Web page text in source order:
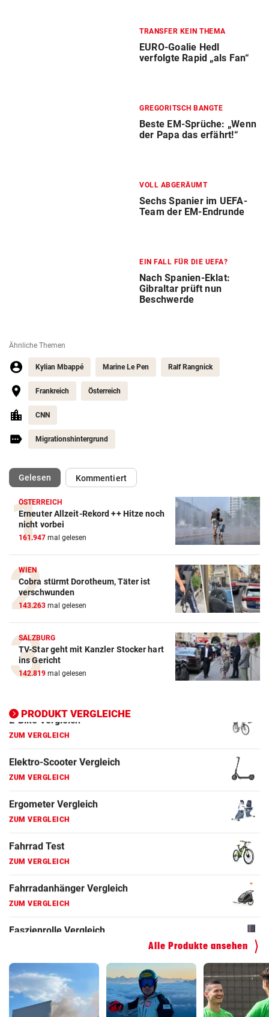
TRANSFER KEIN THEMA
EURO-Goalie Hedl
verfolgte Rapid „als Fan“
GREGORITSCH BANGTE
Beste EM-Sprüche: „Wenn
der Papa das erfährt!“
VOLL ABGERÄUMT
Sechs Spanier im UEFA-
Team der EM-Endrunde
EIN FALL FÜR DIE UEFA?
Nach Spanien-Eklat:
Gibraltar prüft nun
Beschwerde
Ähnliche Themen
Kylian Mbappé Marine Le Pen Ralf Rangnick
Frankreich Österreich
CNN
Migrationshintergrund
Gelesen(ausgewählt)Kommentiert
ÖSTERREICH
Erneuter Allzeit-Rekord ++ Hitze noch
nicht vorbei
161.947 mal gelesen
WIEN
Cobra stürmt Dorotheum, Täter ist
verschwunden
143.263 mal gelesen
SALZBURG
TV-Star geht mit Kanzler Stocker hart
ins Gericht
142.819 mal gelesen
PRODUKT VERGLEICHE
Action-Cam Vergleich
ZUM VERGLEICH
Crosstrainer Vergleich
ZUM VERGLEICH
E-Bike Vergleich
ZUM VERGLEICH
Elektro-Scooter Vergleich
ZUM VERGLEICH
ZUM VERGLEICH
Fahrrad Test
Fahrradanhänger Vergleich
Faszienrolle Vergleich
Hoverboard Vergleich
Kinderfahrrad Vergleich
Alle Produkte ansehen